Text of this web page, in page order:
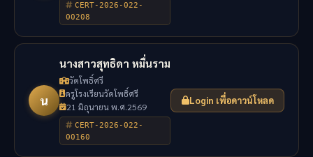
CERT-2026-022-
00208
น
นางสาวสุทธิดา หมื่นราม
วัดโพธิ์ศรี
ครูโรงเรียนวัดโพธิ์ศรี
21 มิถุนายน พ.ศ.2569
CERT-2026-022-
00160
Login เพื่อดาวน์โหลด